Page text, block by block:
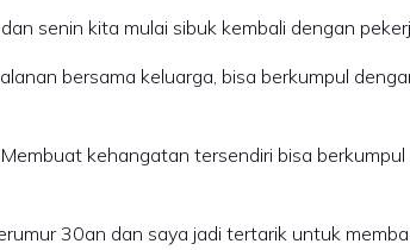
senin kita mulai sibuk kembali dengan
bersama keluarga, bisa berkumpul
kehangatan tersendiri bisa
30an dan saya jadi tertarik untuk